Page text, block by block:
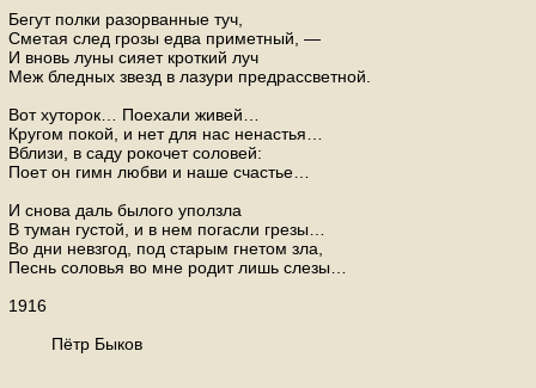
Бегут полки разорванные туч,
Сметая след грозы едва приметный, —
И вновь луны сияет кроткий луч
Меж бледных звезд в лазури предрассветной.
Вот хуторок… Поехали живей…
Кругом покой, и нет для нас ненастья…
Вблизи, в саду рокочет соловей:
Поет он гимн любви и наше счастье…
И снова даль былого уползла
В туман густой, и в нем погасли грезы…
Во дни невзгод, под старым гнетом зла,
Песнь соловья во мне родит лишь слезы…
1916
Пётр Быков